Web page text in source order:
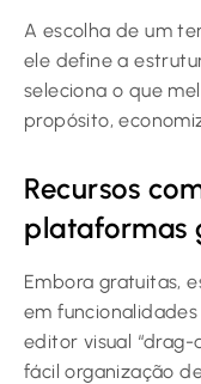
A escolha de um
ele define a
seleciona o que
propósito,
Recursos
plataformas
Embora gratuitas,
em
editor visual
fácil organização